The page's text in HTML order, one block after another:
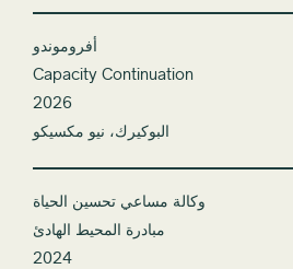
أفروموندو
Capacity Continuation
2026
البوكيرك، نيو مكسيكو
وكالة مساعي تحسين الحياة
مبادرة المحيط الهادئ
2024